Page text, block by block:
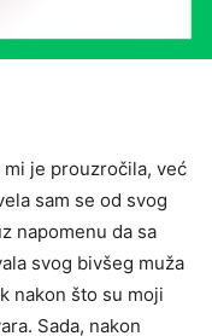
je prouzročila, već
sam se od svog
napomenu da sa
svog bivšeg muža
nakon što su moji
Sada, nakon